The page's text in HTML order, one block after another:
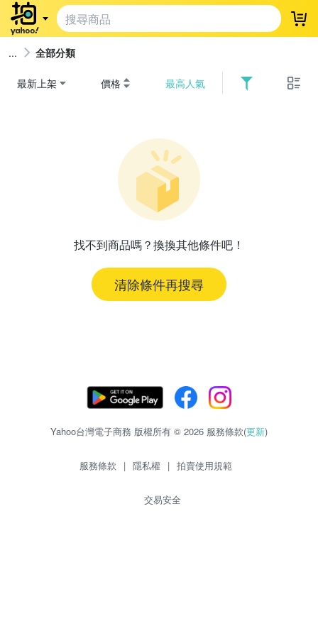
登
全部分類
最新上架 價格 最高人氣
找不到商品嗎？換換其他條件吧！
清除條件再搜尋
Yahoo台灣電子商務 版權所有 © 2026 服務條款(更新)
服務條款 | 隱私權 | 拍賣使用規範
交易安全